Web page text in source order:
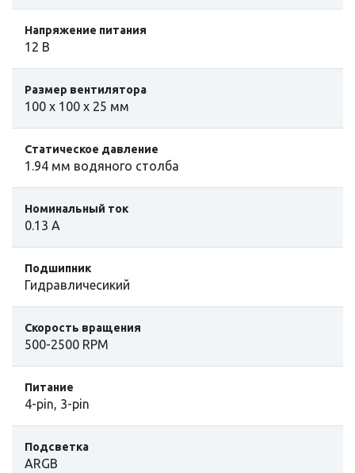
Напряжение питания
12 В
Размер вентилятора
100 х 100 х 25 мм
Статическое давление
1.94 мм водяного столба
Номинальный ток
0.13 А
Подшипник
Гидравличесикий
Скорость вращения
500-2500 RPM
Питание
4-pin, 3-pin
Подсветка
ARGB